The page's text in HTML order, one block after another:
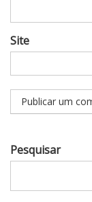
Site
Pesquisar